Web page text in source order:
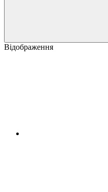
Відображення